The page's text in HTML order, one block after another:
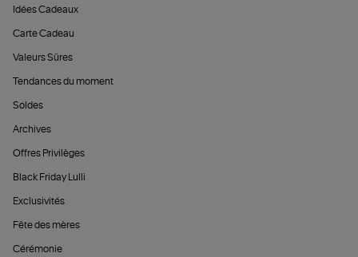
Idées Cadeaux
Carte Cadeau
Valeurs Sûres
Tendances du moment
Soldes
Archives
Offres Privilèges
Black Friday Lulli
Exclusivités
Fête des mères
Cérémonie